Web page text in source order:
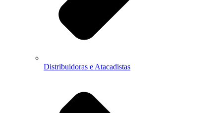
Distribuidoras e Atacadistas